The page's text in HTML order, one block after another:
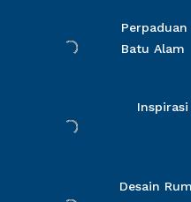
Batu Alam
Desain